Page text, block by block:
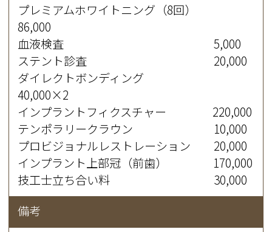
プレミアムホワイトニング（8回）
86,000
血液検査 5,000
ステント診査 20,000
ダイレクトボンディング
40,000×2
インプラントフィクスチャー 220,000
テンポラリークラウン 10,000
プロビジョナルレストレーション 20,000
インプラント上部冠（前歯） 170,000
技工士立ち合い料 30,000
備考